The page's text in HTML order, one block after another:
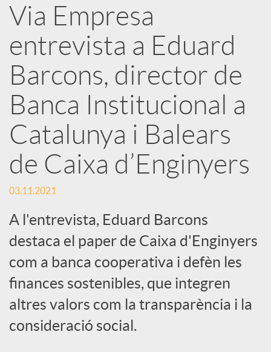
r
x
e
s
S
o
c
i
a
Via Empresa
entrevista a Eduard
Barcons, director de
Banca Institucional a
Catalunya i Balears
de Caixa d’Enginyers
03.11.2021
A l'entrevista, Eduard Barcons
destaca el paper de Caixa d'Enginyers
com a banca cooperativa i defèn les
finances sostenibles, que integren
altres valors com la transparència i la
consideració social.